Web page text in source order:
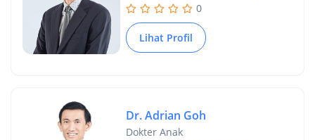
0
Lihat Profil
Dr. Adrian Goh
Dokter Anak